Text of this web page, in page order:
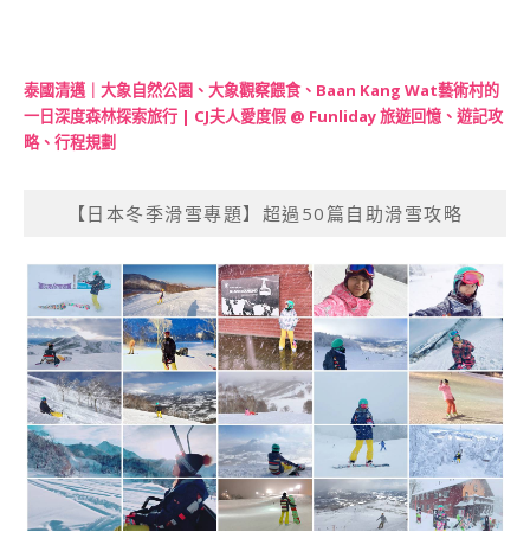
泰國清邁｜大象自然公園、大象觀察餵食、Baan Kang Wat藝術村的
一日深度森林探索旅行 | CJ夫人愛度假 @ Funliday 旅遊回憶、遊記攻
略、行程規劃
【日本冬季滑雪專題】超過50篇自助滑雪攻略